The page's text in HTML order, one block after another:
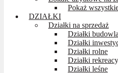
Pokaż
DZIAŁKI
Działki na sprzedaż
Działki
Działki
Działki rolne
Działki
Działki leśne